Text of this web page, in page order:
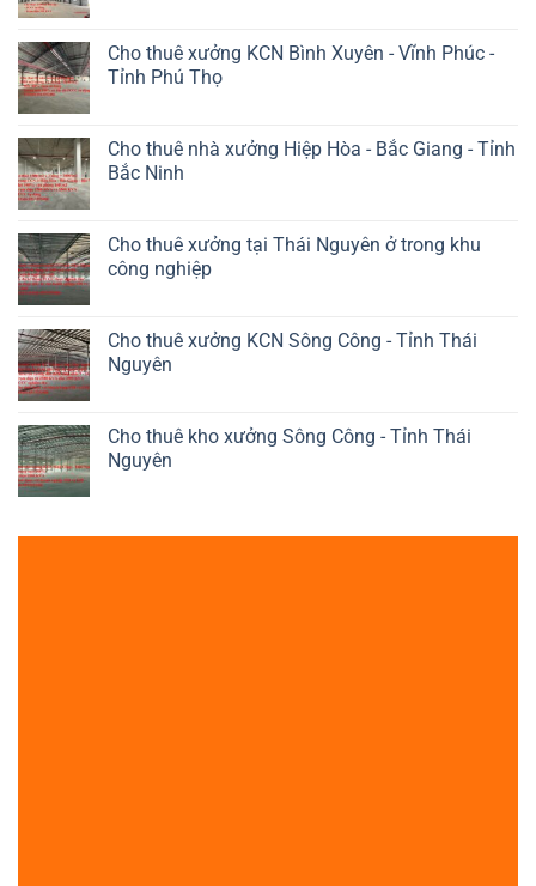
Cho thuê xưởng KCN Bình Xuyên - Vĩnh Phúc -
Tỉnh Phú Thọ
Cho thuê nhà xưởng Hiệp Hòa - Bắc Giang - Tỉnh
Bắc Ninh
Cho thuê xưởng tại Thái Nguyên ở trong khu
công nghiệp
Cho thuê xưởng KCN Sông Công - Tỉnh Thái
Nguyên
Cho thuê kho xưởng Sông Công - Tỉnh Thái
Nguyên